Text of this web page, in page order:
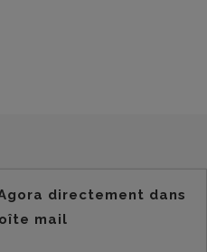
directement dans
mail